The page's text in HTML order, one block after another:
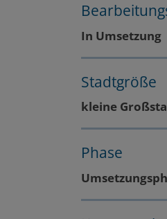
In Umsetzung
Stadtgröße
kleine
Phase